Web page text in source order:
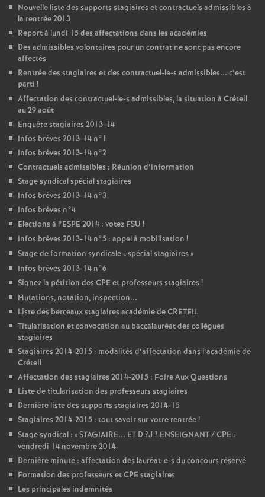
Nouvelle liste des supports stagiaires et contractuels admissibles à
la rentrée 2013
Report à lundi 15 des affectations dans les académies
Des admissibles volontaires pour un contrat ne sont pas encore
affectés
Rentrée des stagiaires et des contractuel-le-s admissibles... c’est
parti !
Affectation des contractuel-le-s admissibles, la situation à Créteil
au 29 août
Enquête stagiaires 2013-14
Infos brèves 2013-14 n°1
Infos brèves 2013-14 n°2
Contractuels admissibles : Réunion d’information
Stage syndical spécial stagiaires
Infos brèves 2013-14 n°3
Infos brèves n°4
Elections à l’ESPE 2014 : votez FSU !
Infos brèves 2013-14 n°5 : appel à mobilisation !
Stage de formation syndicale «spécial stagiaires »
Infos brèves 2013-14 n°6
Signez la pétition des CPE et professeurs stagiaires !
Mutations, notation, inspection...
Liste des berceaux stagiaires académie deCRETEIL
Titularisation et convocation au baccalauréat des collègues
stagiaires
Stagiaires 2014-2015 : modalités d’affectation dans l’académie de
Créteil
Affectation des stagiaires 2014-2015 : Foire Aux Questions
Liste de titularisation des professeurs stagiaires
Dernière liste des supports stagiaires 2014-15
Stagiaires 2014-2015 : tout savoir sur votre rentrée!
Stage syndical : «STAGIAIRE... ET D ?J ? ENSEIGNANT/CPE »
vendredi 14 novembre 2014
Dernière minute : affectation des lauréat-e-s du concours réservé
Formation des professeurs etCPE stagiaires
Les principales indemnités